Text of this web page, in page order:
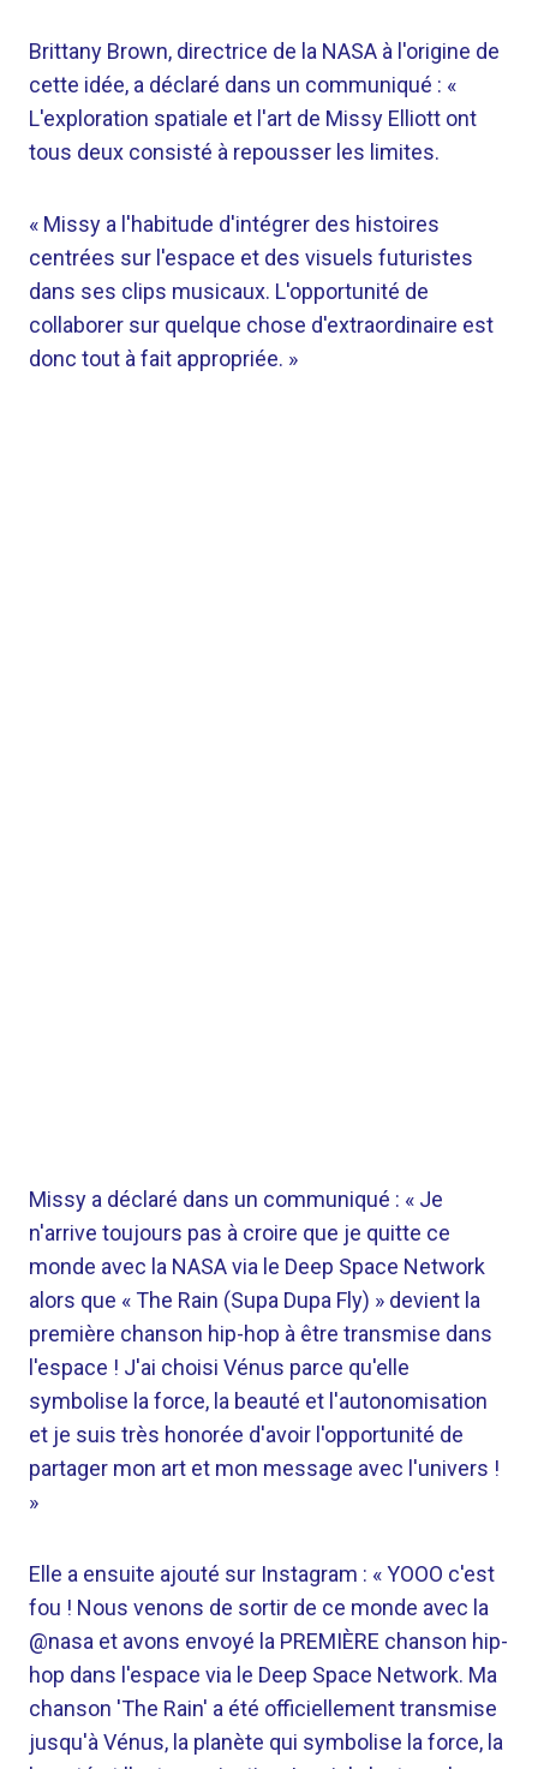
Brittany Brown, directrice de la NASA à l'origine de
cette idée, a déclaré dans un communiqué : «
L'exploration spatiale et l'art de Missy Elliott ont
tous deux consisté à repousser les limites.
« Missy a l'habitude d'intégrer des histoires
centrées sur l'espace et des visuels futuristes
dans ses clips musicaux. L'opportunité de
collaborer sur quelque chose d'extraordinaire est
donc tout à fait appropriée. »
Missy a déclaré dans un communiqué : « Je
n'arrive toujours pas à croire que je quitte ce
monde avec la NASA via le Deep Space Network
alors que « The Rain (Supa Dupa Fly) » devient la
première chanson hip-hop à être transmise dans
l'espace ! J'ai choisi Vénus parce qu'elle
symbolise la force, la beauté et l'autonomisation
et je suis très honorée d'avoir l'opportunité de
partager mon art et mon message avec l'univers !
»
Elle a ensuite ajouté sur Instagram : « YOOO c'est
fou ! Nous venons de sortir de ce monde avec la
@nasa et avons envoyé la PREMIÈRE chanson hip-
hop dans l'espace via le Deep Space Network. Ma
chanson 'The Rain' a été officiellement transmise
jusqu'à Vénus, la planète qui symbolise la force, la